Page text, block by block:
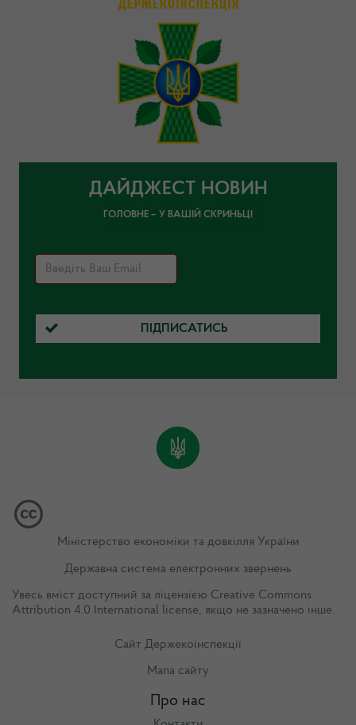
ДАЙДЖЕСТ НОВИН
ГОЛОВНЕ – У ВАШІЙ СКРИНЬЦІ
ПІДПИСАТИСЬ
Міністерство економіки та довкілля України
Державна система електронних звернень
Увесь вміст доступний за ліцензією Creative Commons
Attribution 4.0 International license, якщо не зазначено інше.
Сайт Держекоінспекції
Мапа сайту
Про нас